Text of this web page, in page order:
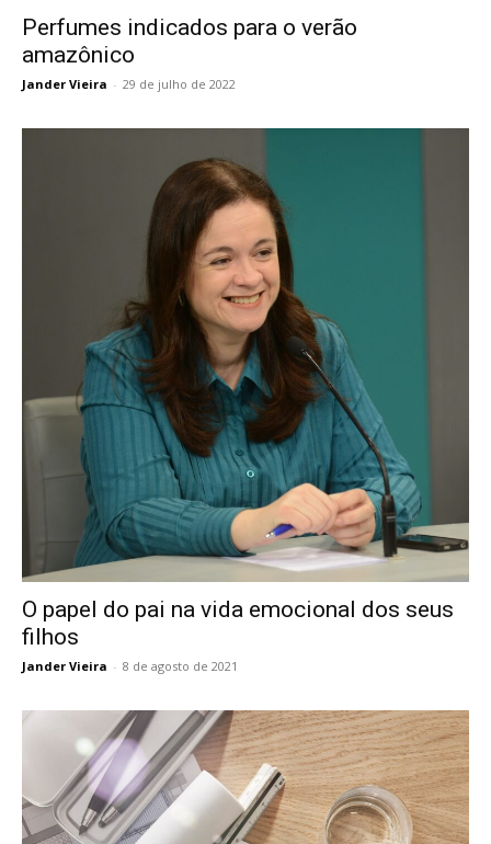
Perfumes indicados para o verão
amazônico
Jander Vieira - 29 de julho de 2022
O papel do pai na vida emocional dos seus
filhos
Jander Vieira - 8 de agosto de 2021